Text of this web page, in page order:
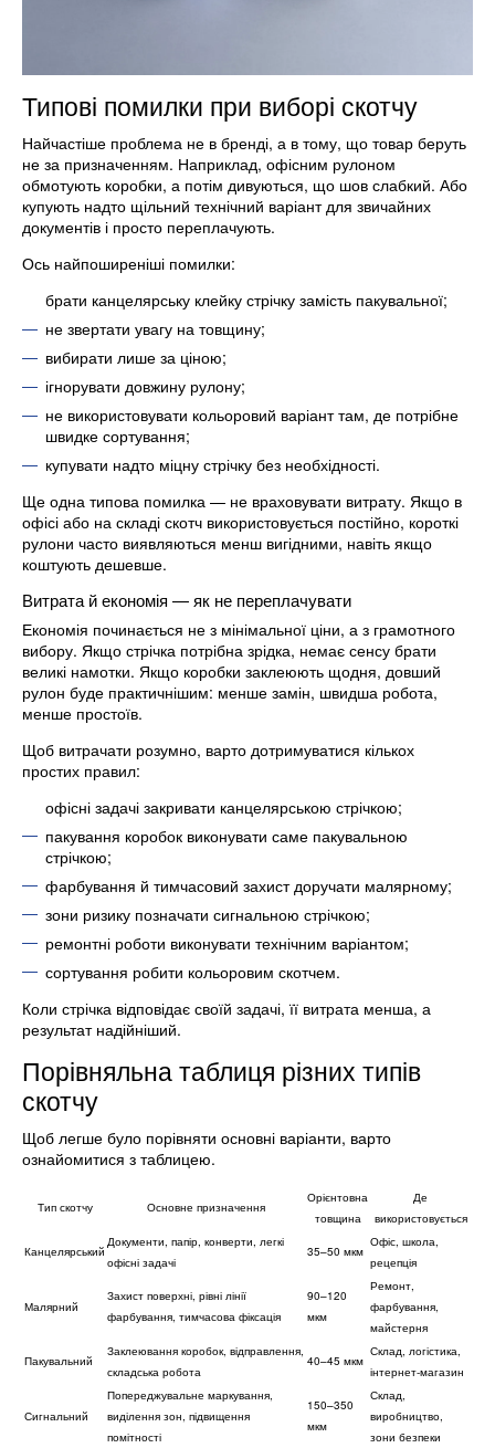
Типові помилки при виборі скотчу
Найчастіше проблема не в бренді, а в тому, що товар беруть
не за призначенням. Наприклад, офісним рулоном
обмотують коробки, а потім дивуються, що шов слабкий. Або
купують надто щільний технічний варіант для звичайних
документів і просто переплачують.
Ось найпоширеніші помилки:
брати канцелярську клейку стрічку замість пакувальної;
не звертати увагу на товщину;
вибирати лише за ціною;
ігнорувати довжину рулону;
не використовувати кольоровий варіант там, де потрібне
швидке сортування;
купувати надто міцну стрічку без необхідності.
Ще одна типова помилка — не враховувати витрату. Якщо в
офісі або на складі скотч використовується постійно, короткі
рулони часто виявляються менш вигідними, навіть якщо
коштують дешевше.
Витрата й економія — як не переплачувати
Економія починається не з мінімальної ціни, а з грамотного
вибору. Якщо стрічка потрібна зрідка, немає сенсу брати
великі намотки. Якщо коробки заклеюють щодня, довший
рулон буде практичнішим: менше замін, швидша робота,
менше простоїв.
Щоб витрачати розумно, варто дотримуватися кількох
простих правил:
офісні задачі закривати канцелярською стрічкою;
пакування коробок виконувати саме пакувальною
стрічкою;
фарбування й тимчасовий захист доручати малярному;
зони ризику позначати сигнальною стрічкою;
ремонтні роботи виконувати технічним варіантом;
сортування робити кольоровим скотчем.
Коли стрічка відповідає своїй задачі, її витрата менша, а
результат надійніший.
Порівняльна таблиця різних типів
скотчу
Щоб легше було порівняти основні варіанти, варто
ознайомитися з таблицею.
Тип скотчу Основне призначення
Орієнтовна
товщина
Де
використовується
Канцелярський
Документи, папір, конверти, легкі
офісні задачі
35–50 мкм
Офіс, школа,
рецепція
Малярний
Захист поверхні, рівні лінії
фарбування, тимчасова фіксація
90–120
мкм
Ремонт,
фарбування,
майстерня
Пакувальний
Заклеювання коробок, відправлення,
складська робота
40–45 мкм
Склад, логістика,
інтернет-магазин
Сигнальний
Попереджувальне маркування,
виділення зон, підвищення
помітності
150–350
мкм
Склад,
виробництво,
зони безпеки